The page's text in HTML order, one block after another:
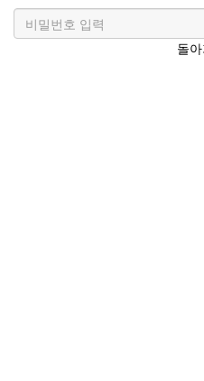
돌